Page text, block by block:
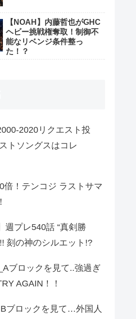
【NOAH】内藤哲也がGHC
ヘビー挑戦権奪取！制御不
能なリベンジ条件整っ
た！？
2020リクエスト投
トソングスはコレ
倍！テンコジ ラストサマ
週プレ540話 “真剣勝
刻の神のシルエット!?
ブロックを見て..強過ぎ
AGAIN！！
ブロックを見て…外国人